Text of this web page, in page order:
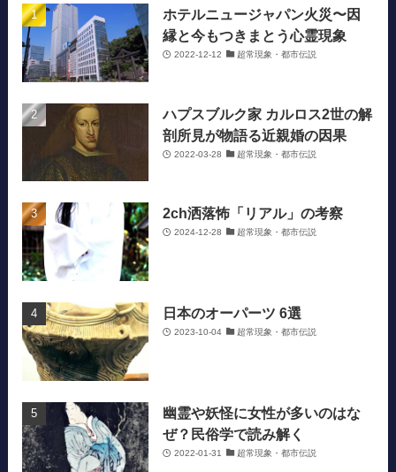
ホテルニュージャパン火災〜因
縁と今もつきまとう心霊現象
2022-12-12 超常現象・都市伝説
ハプスブルク家 カルロス2世の解
剖所見が物語る近親婚の因果
2022-03-28 超常現象・都市伝説
2ch洒落怖「リアル」の考察
2024-12-28 超常現象・都市伝説
日本のオーパーツ 6選
2023-10-04 超常現象・都市伝説
幽霊や妖怪に女性が多いのはな
ぜ？民俗学で読み解く
2022-01-31 超常現象・都市伝説